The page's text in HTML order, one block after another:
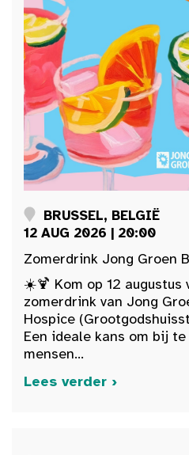
BRUSSEL, BELGIË
12 AUG 2026 | 20:00
Zomerdrink Jong Groen
☀️🍹 Kom op 12
zomerdrink van Jong
Hospice
Een ideale kans om bij
mensen...
Lees verder ›